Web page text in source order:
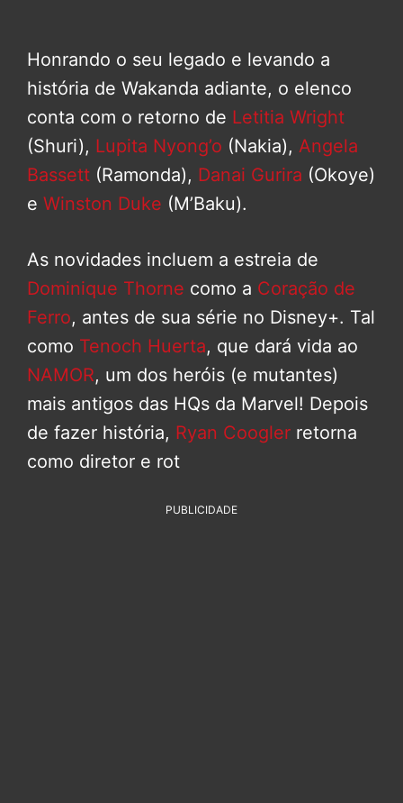
Honrando o seu legado e levando a
história de Wakanda adiante, o elenco
conta com o retorno de Letitia Wright
(Shuri), Lupita Nyong’o (Nakia), Angela
Bassett (Ramonda), Danai Gurira (Okoye)
e Winston Duke (M’Baku).
As novidades incluem a estreia de
Dominique Thorne como a Coração de
Ferro, antes de sua série no Disney+. Tal
como Tenoch Huerta, que dará vida ao
NAMOR, um dos heróis (e mutantes)
mais antigos das HQs da Marvel! Depois
de fazer história, Ryan Coogler retorna
como diretor e rot
PUBLICIDADE